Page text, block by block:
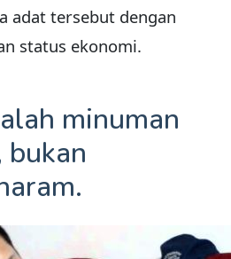
adat tersebut dengan
status ekonomi.
minuman
bukan